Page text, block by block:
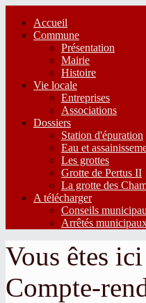
Accueil
Commune
Présentation
Mairie
Histoire
Vie locale
Entreprises
Associations
Dossiers
Station d'épuration
Eau et
Les grottes
Grotte de Pertus II
La grotte des
A télécharger
Conseils
Arrêtés
Vous êtes
Compte-